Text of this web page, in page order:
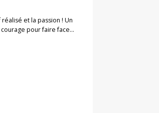
et la passion ! Un
pour faire face…